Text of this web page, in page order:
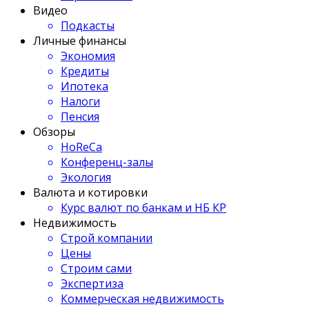
Видео
Подкасты
Личные финансы
Экономия
Кредиты
Ипотека
Налоги
Пенсия
Обзоры
HoReCa
Конференц-залы
Экология
Валюта и котировки
Курс валют по банкам и НБ КР
Недвижимость
Строй компании
Цены
Строим сами
Экспертиза
Коммерческая недвижимость